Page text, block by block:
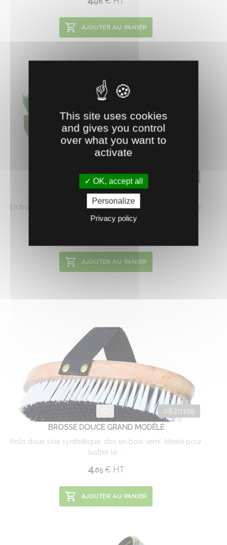
AJOUTER AU PANIER
BROSSE À SABOTS
En bois et poils en polypropylène, cette brosse permet un
nettoyage parfait ...
AJOUTER AU PANIER
0620105
BROSSE DOUCE GRAND MODÈLE
Poils doux soie synthétique, dos en bois verni. Idéale pour
lustrer le ...
4.65 €HT
AJOUTER AU PANIER
This site uses cookies
and gives you control
over what you want to
activate
OK, accept all
Personalize
Privacy policy